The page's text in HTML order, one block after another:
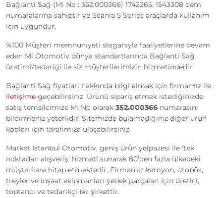
Bağlanti Sağ (Mi No : 352.000366) 1742265, 1543308 oem
numaralarına sahiptir ve Scania 5 Series araçlarda kullanım
için uygundur.
%100 Müşteri memnuniyeti sloganıyla faaliyetlerine devam
eden Mi Otomotiv dünya standartlarında Bağlanti Sağ
üretimi/tedariği ile siz müşterilerimizin hizmetindedir.
Bağlanti Sağ fiyatları hakkında bilgi almak için firmamız ile
iletişime geçebilirsiniz. Ürünü sipariş etmek istediğinizde
satış temsilcimize MI No olarak 352.000366 numarasını
bildirmeniz yeterlidir. Sitemizde bulamadığınız diğer ürün
kodları için tarafımıza ulaşabilirsiniz.
Market Istanbul Otomotiv, geniş ürün yelpazesi ile 'tek
noktadan alışveriş' hizmeti sunarak 80'den fazla ülkedeki
müşterilere hitap etmektedir. Firmamız kamyon, otobüs,
treyler ve inşaat ekipmanları yedek parçaları için üretici,
toptancı ve tedarikçi bir şirkettir.